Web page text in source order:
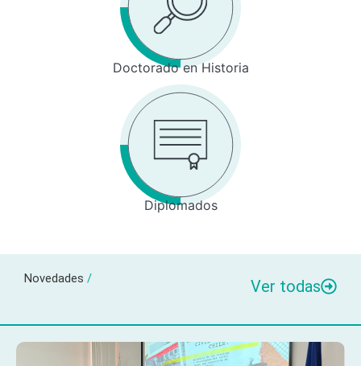
Doctorado en Historia
Diplomados
Novedades / Ver todas